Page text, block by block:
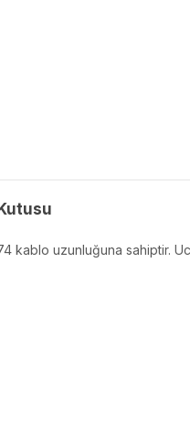
uzunluğuna sahiptir.